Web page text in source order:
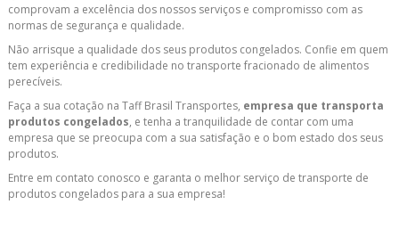
comprovam a excelência dos nossos serviços e compromisso com as
normas de segurança e qualidade.
Não arrisque a qualidade dos seus produtos congelados. Confie em quem
tem experiência e credibilidade no transporte fracionado de alimentos
perecíveis.
Faça a sua cotação na Taff Brasil Transportes, empresa que transporta
produtos congelados, e tenha a tranquilidade de contar com uma
empresa que se preocupa com a sua satisfação e o bom estado dos seus
produtos.
Entre em contato conosco e garanta o melhor serviço de transporte de
produtos congelados para a sua empresa!